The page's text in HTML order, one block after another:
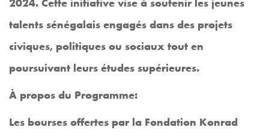
talents sénégalais engagés dans des projets
civiques, politiques ou sociaux tout en
poursuivant leurs études supérieures.
À propos du Programme:
Les bourses offertes par la Fondation Konrad